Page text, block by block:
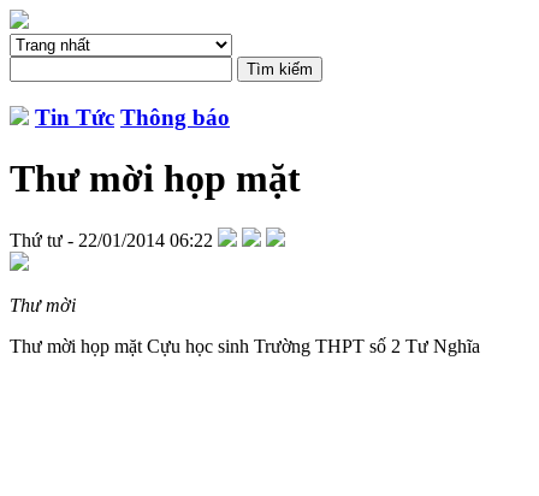
Tin Tức Thông báo
Thư mời họp mặt
Thứ tư - 22/01/2014 06:22
Thư mời
Thư mời họp mặt Cựu học sinh Trường THPT số 2 Tư Nghĩa